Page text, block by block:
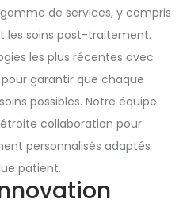
de services, y compris
les soins post-traitement.
les plus récentes avec
garantir que chaque
possibles. Notre équipe
collaboration pour
personnalisés adaptés
patient.